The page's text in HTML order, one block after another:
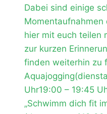
Dabei sind einige
hier mit euch teilen
zur kurzen
finden weiterhin zu
Uhr19:00 – 19:45
„Schwimm dich fit